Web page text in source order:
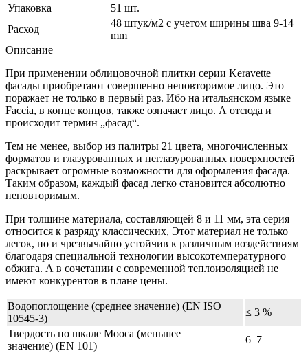
Упаковка
51 шт.
Расход
48 штук/м2 с учетом ширины шва 9-14
mm
Описание
При применении облицовочной плитки серии Keravette
фасады приобретают совершенно неповторимое лицо. Это
поражает не только в первый раз. Ибо на итальянском языке
Faccia, в конце концов, также означает лицо. А отсюда и
происходит термин „фасад“.
Тем не менее, выбор из палитры 21 цвета, многочисленных
форматов и глазурованных и неглазурованных поверхностей
раскрывает огромные возможности для оформления фасада.
Таким образом, каждый фасад легко становится абсолютно
неповторимым.
При толщине материала, составляющей 8 и 11 мм, эта серия
относится к разряду классических, Этот материал не только
легок, но и чрезвычайно устойчив к различным воздействиям
благодаря специальной технологии высокотемпературного
обжига. А в сочетании с современной теплоизоляцией не
имеют конкурентов в плане цены.
Водопоглощение (среднее значение) (EN ISO
10545-3)
≤ 3 %
Твердость по шкале Мооса (меньшее
значение) (EN 101)
6–7